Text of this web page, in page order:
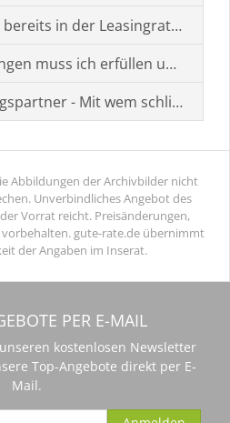
in der Leasingrate
muss ich erfüllen um einen
- Mit wem schließe ich
Abbildungen der Archivbilder nicht
Unverbindliches Angebot des
Vorrat reicht. Preisänderungen,
gute-rate.de übernimmt
der Angaben im Inserat.
PER E-MAIL
kostenlosen Newsletter
Top-Angebote direkt per E-
Mail.